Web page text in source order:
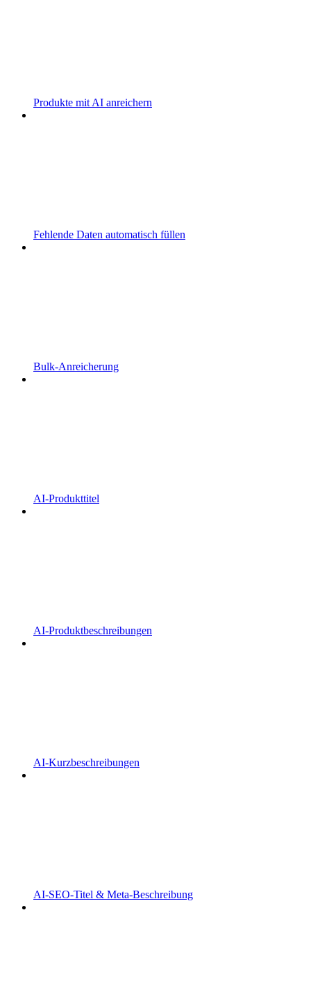
Produkte mit AI anreichern
Fehlende Daten automatisch füllen
Bulk-Anreicherung
AI-Produkttitel
AI-Produktbeschreibungen
AI-Kurzbeschreibungen
AI-SEO-Titel & Meta-Beschreibung